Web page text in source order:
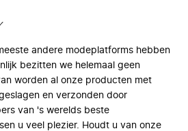
andere modeplatforms hebben
bezitten we helemaal geen
worden al onze producten met
en verzonden door
van 's werelds beste
u veel plezier. Houdt u van onze